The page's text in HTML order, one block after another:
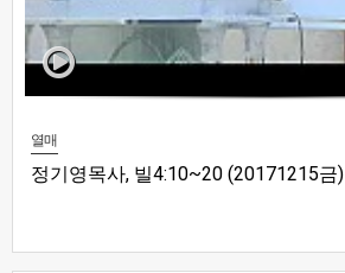
열매
정기영목사, 빌4:10~20 (20171215금)